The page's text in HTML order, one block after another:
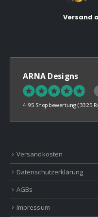
Versand
ARNA Designs
4.95 Shopbewertung (3325
Versandkosten
Datenschutzerklärung
AGBs
Impressum